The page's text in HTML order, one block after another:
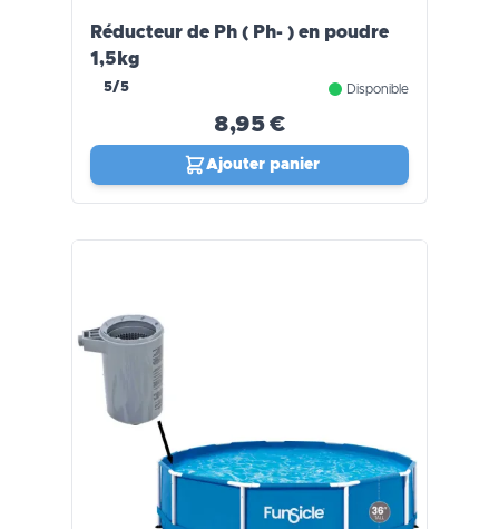
Réducteur de Ph ( Ph- ) en poudre
1,5kg
5/5 Disponible
8,95 €
Ajouter panier